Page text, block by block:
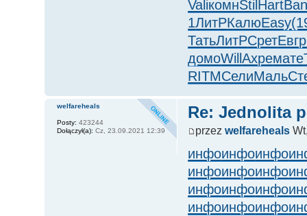
ValiкомнStil Hart
1ЛитРКалюEasy
ТатьЛитРСретЕвгр
домоWillАхремате
RITMСелиМаль
Re: Jednolita
przezwelfareheals
инфоинфоинфо
инфоинфоинфо
инфоинфоинфо
инфоинфоинфо
welfareheals
Posty: 423244
Dołączył(a): Cz, 23.09.2021 12:39